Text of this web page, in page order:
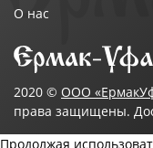
О нас
2020 © ООО
права защищены.
Продолжая